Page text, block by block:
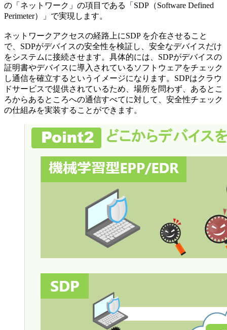
の「ネットワーク」の項目である「SDP（Software Defined
Perimeter）」で実現します。
ネットワークアクセスの経路上にSDP を介在させること
で、SDPがデバイスの安全性を検証し、安全なデバイスだけ
をシステムに接続させます。具体的には、SDPがデバイスの
証明書やデバイスに導入されているソフトウェアをチェック
し通信を確立するというイメージになります。SDPはクラウ
ドサービスで提供されているため、場所を問わず、あるとこ
ろからあるところへの通信すべてに対して、安全性チェック
の仕組みを実装することができます。